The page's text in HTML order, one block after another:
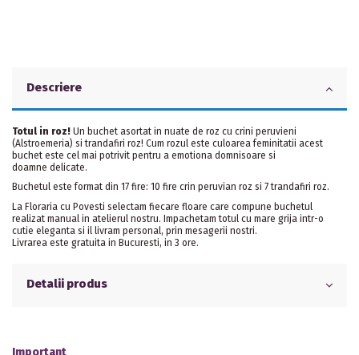
Descriere
Totul in roz! Un buchet asortat in nuate de roz cu crini peruvieni
(Alstroemeria) si trandafiri roz! Cum rozul este culoarea feminitatii acest
buchet este cel mai potrivit pentru a emotiona domnisoare si
doamne delicate.
Buchetul este format din 17 fire: 10 fire crin peruvian roz si 7 trandafiri roz.
La Floraria cu Povesti selectam fiecare floare care compune buchetul
realizat manual in atelierul nostru. Impachetam totul cu mare grija intr-o
cutie eleganta si il livram personal, prin mesagerii nostri.
Livrarea este gratuita in Bucuresti, in 3 ore.
Detalii produs
Important